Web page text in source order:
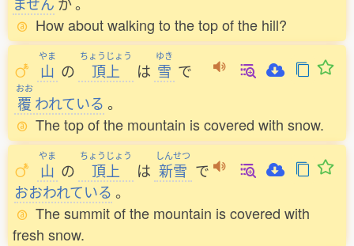
How about walking to the top of the hill?
やま
山 の
ちょうじょう
頂上 は
ゆき
雪 で
おお
覆 われている 。
The top of the mountain is covered with snow.
やま
山 の
ちょうじょう
頂上 は
しんせつ
新雪 で
おおわれている 。
The summit of the mountain is covered with
fresh snow.